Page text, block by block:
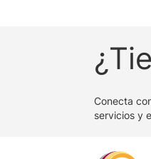
Conecta
servicios y